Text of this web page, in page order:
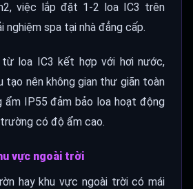
việc lắp đặt 1-2 loa IC3 trên
nghiệm spa tại nhà đẳng cấp.
loa IC3 kết hợp với hơi nước,
tạo nên không gian thư giãn toàn
ẩm IP55 đảm bảo loa hoạt động
có độ ẩm cao.
vực ngoài trời
hay khu vực ngoài trời có mái